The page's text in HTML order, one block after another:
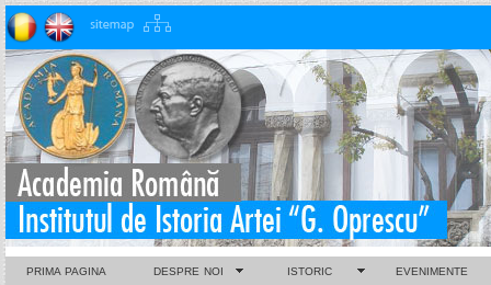
PRIMA PAGINA DESPRE NOI ISTORIC EVENIMENTE